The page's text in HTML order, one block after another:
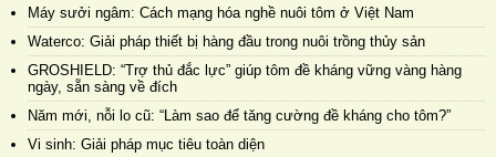
Máy sưởi ngâm: Cách mạng hóa nghề nuôi tôm ở Việt Nam
Waterco: Giải pháp thiết bị hàng đầu trong nuôi trồng thủy sản
GROSHIELD: “Trợ thủ đắc lực” giúp tôm đề kháng vững vàng hàng
ngày, sẵn sàng về đích
Năm mới, nỗi lo cũ: “Làm sao để tăng cường đề kháng cho tôm?”
Vi sinh: Giải pháp mục tiêu toàn diện